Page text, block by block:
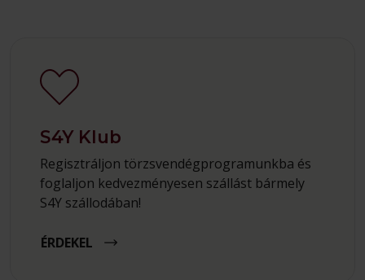
S4Y Klub
Regisztráljon törzsvendégprogramunkba és
foglaljon kedvezményesen szállást bármely
S4Y szállodában!
ÉRDEKEL